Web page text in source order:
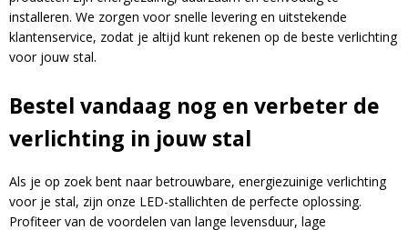
installeren. We zorgen voor snelle levering en uitstekende
klantenservice, zodat je altijd kunt rekenen op de beste verlichting
voor jouw stal.
Bestel vandaag nog en verbeter de
verlichting in jouw stal
Als je op zoek bent naar betrouwbare, energiezuinige verlichting
voor je stal, zijn onze LED-stallichten de perfecte oplossing.
Profiteer van de voordelen van lange levensduur, lage